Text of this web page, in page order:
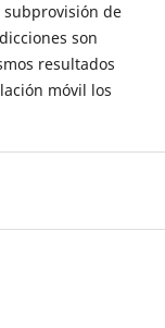
subprovisión de
son
resultados
móvil los